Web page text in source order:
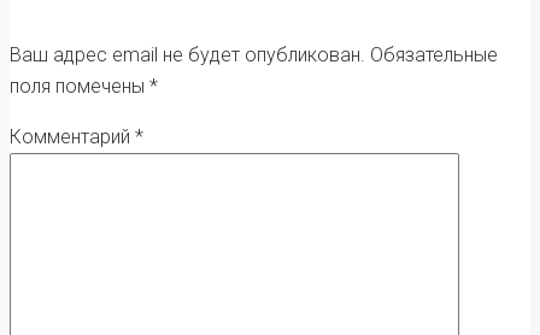
Ваш адрес email не будет опубликован. Обязательные
поля помечены *
Комментарий *